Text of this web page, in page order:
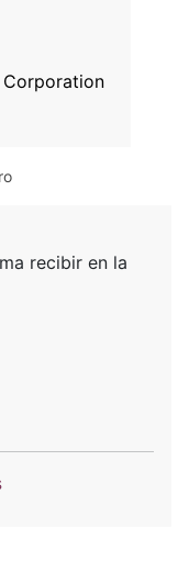
recibir en la